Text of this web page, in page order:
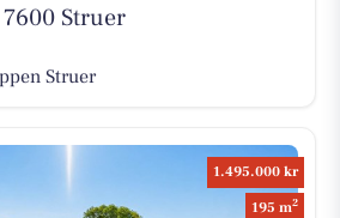
Struer
Struer
1.495.000 kr
195 m2